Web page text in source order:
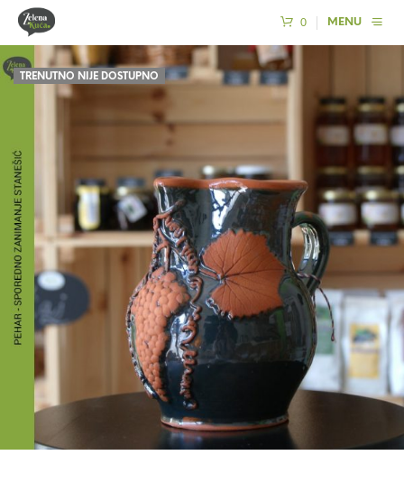
0 MENU
TRENUTNO NIJE DOSTUPNO